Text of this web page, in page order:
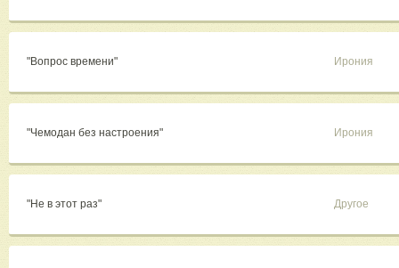
"Вопрос времени" Ирония
"Чемодан без настроения" Ирония
"Не в этот раз" Другое